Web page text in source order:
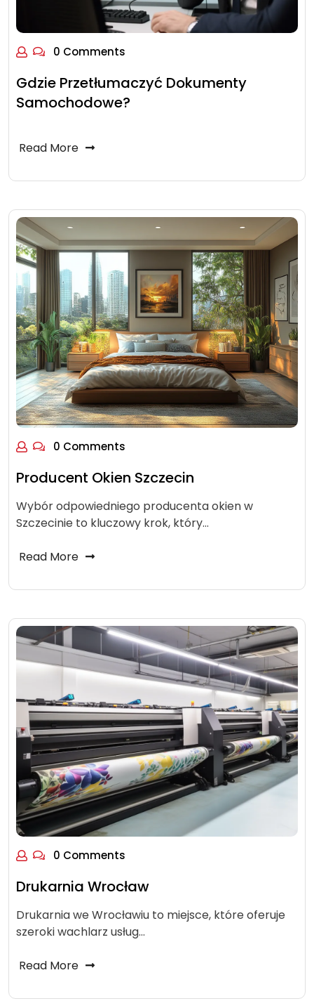
0 Comments
Gdzie Przetłumaczyć Dokumenty
Samochodowe?
Read More
0 Comments
Producent Okien Szczecin
Wybór odpowiedniego producenta okien w
Szczecinie to kluczowy krok, który…
Read More
0 Comments
Drukarnia Wrocław
Drukarnia we Wrocławiu to miejsce, które oferuje
szeroki wachlarz usług…
Read More